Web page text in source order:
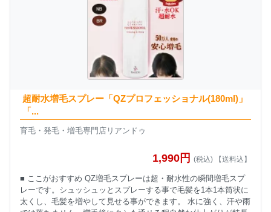
超耐水増毛スプレー「QZプロフェッショナル(180ml)」
「...
育毛・発毛・増毛専門店リアンドゥ
1,990円 (税込) 【送料込】
■ ここがおすすめ QZ増毛スプレーは超・耐水性の瞬間増毛スプ
レーです。シュッシュッとスプレーする事で毛髪を1本1本筒状に
太くし、毛髪を増やして見せる事ができます。 水に強く、汗や雨